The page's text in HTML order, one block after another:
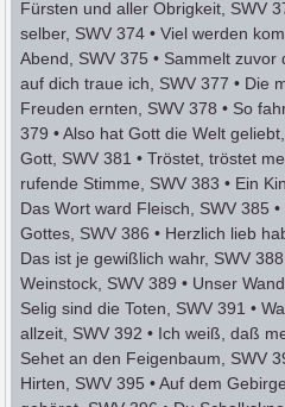
Fürsten und aller Obrigkeit, SWV
selber, SWV 374 • Viel werden
Abend, SWV 375 • Sammelt zuvor
auf dich traue ich, SWV 377 • Die
Freuden ernten, SWV 378 • So
379 • Also hat Gott die Welt
Gott, SWV 381 • Tröstet, tröstet
rufende Stimme, SWV 383 • Ein
Das Wort ward Fleisch, SWV 385
Gottes, SWV 386 • Herzlich lieb
Das ist je gewißlich wahr, SWV
Weinstock, SWV 389 • Unser
Selig sind die Toten, SWV 391 •
allzeit, SWV 392 • Ich weiß, daß
Sehet an den Feigenbaum, SWV
Hirten, SWV 395 • Auf dem